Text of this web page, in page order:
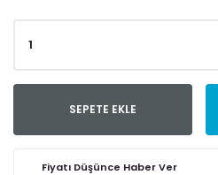
SEPETE EKLE
Fiyatı Düşünce Haber Ver